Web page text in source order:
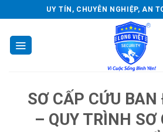
to
content
UY TÍN, CHUYÊN NGHIỆP, AN
SƠ CẤP CỨU BAN
– QUY TRÌNH SƠ